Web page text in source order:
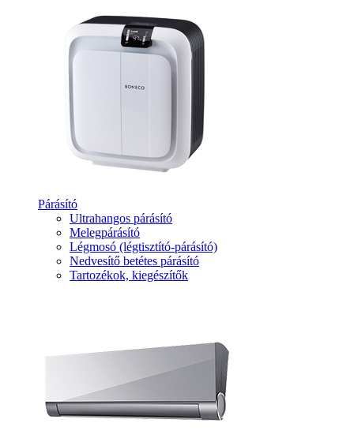
Párásító
Ultrahangos párásító
Melegpárásító
Légmosó (légtisztító-párásító)
Nedvesítő betétes párásító
Tartozékok, kiegészítők